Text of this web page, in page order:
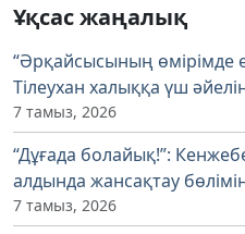
Ұқсас жаңалық
“Әрқайсысының өмірімде
Тілеухан халыққа үш
7 тамыз, 2026
“Дұғада болайық!”:
алдында жансақтау
7 тамыз, 2026